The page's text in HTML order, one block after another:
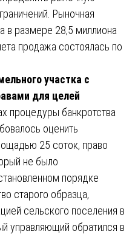
Рыночная
в размере 28,5 миллиона
продажа состоялась по
участка с
для целей
процедуры банкротства
оценить
25 соток, право
не было
порядке
старого образца,
сельского поселения в
управляющий обратился в